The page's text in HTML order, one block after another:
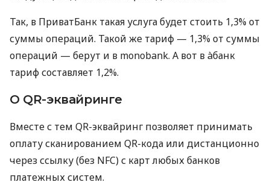
Так, в ПриватБанк такая услуга будет стоить 1,3% от
суммы операций. Такой же тариф — 1,3% от суммы
операций — берут и в monobank. А вот в àбанк
тариф составляет 1,2%.
О QR-эквайринге
Вместе с тем QR-эквайринг позволяет принимать
оплату сканированием QR-кода или дистанционно
через ссылку (без NFC) с карт любых банков
платежных систем.